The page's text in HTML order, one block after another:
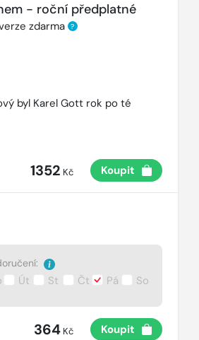
- roční předplatné
zdarma ?
byl Karel Gott rok po té
1352 Kč Koupit
Út St Čt Pá So
364Kč Koupit